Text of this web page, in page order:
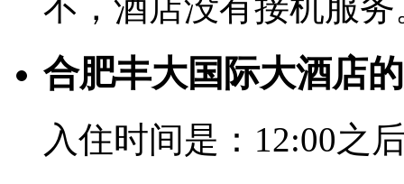
合肥丰大国际大酒店
入住时间是：12:00之